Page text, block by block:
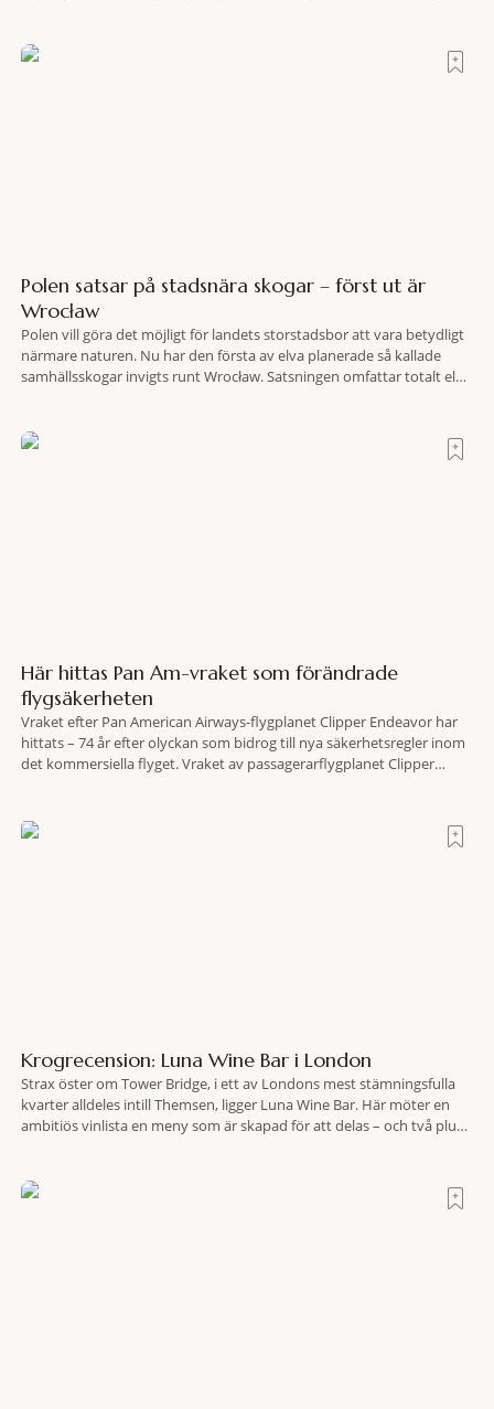
Polen satsar på stadsnära skogar – först ut är
Wrocław
Polen vill göra det möjligt för landets storstadsbor att vara betydligt
närmare naturen. Nu har den första av elva planerade så kallade
samhällsskogar invigts runt Wrocław. Satsningen omfattar totalt elva
fler människor ska kunna promenera, motionera
Här hittas Pan Am-vraket som förändrade
flygsäkerheten
Vraket efter Pan American Airways-flygplanet Clipper Endeavor har
hittats – 74 år efter olyckan som bidrog till nya säkerhetsregler inom
det kommersiella flyget. Vraket av passagerarflygplanet Clipper
lokaliserades den 2 juni i år med hjälp
Krogrecension: Luna Wine Bar i London
Strax öster om Tower Bridge, i ett av Londons mest stämningsfulla
kvarter alldeles intill Themsen, ligger Luna Wine Bar. Här möter en
ambitiös vinlista en meny som är skapad för att delas – och två plus